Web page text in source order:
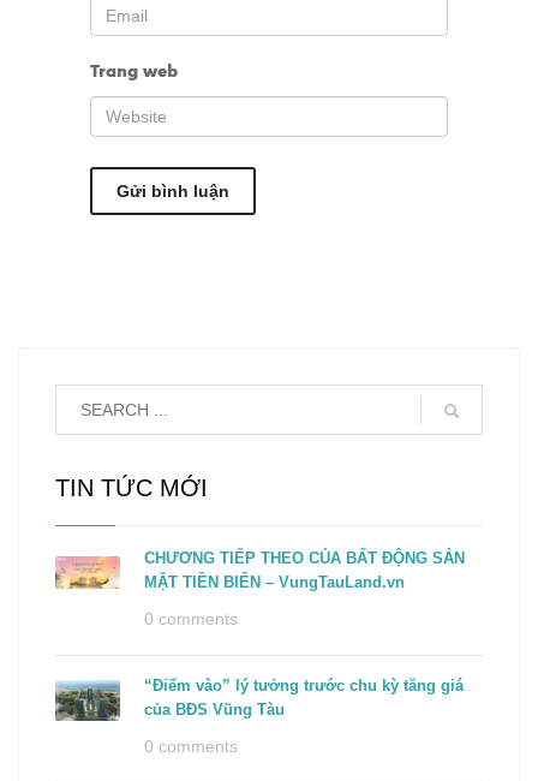
Trang web
TIN TỨC MỚI
CHƯƠNG TIẾP THEO CỦA BẤT ĐỘNG SẢN
MẶT TIỀN BIỂN – VungTauLand.vn
0 comments
“Điểm vào” lý tưởng trước chu kỳ tăng giá
của BĐS Vũng Tàu
0 comments